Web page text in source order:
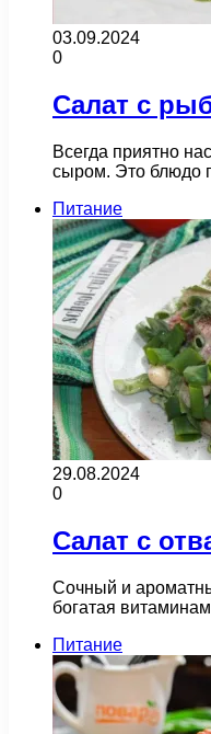
03.09.2024
0
Салат с
Всегда приятно
сыром. Это блюдо
Питание
29.08.2024
0
Салат с
Сочный и
богатая
Питание